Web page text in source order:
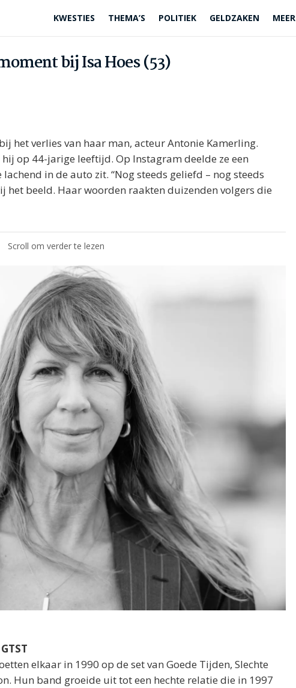
KWESTIES THEMA’S POLITIEK GELDZAKEN MEER
bij Isa Hoes (53)
het verlies van haar man, acteur Antonie Kamerling.
op 44-jarige leeftijd. Op Instagram deelde ze een
in de auto zit. “Nog steeds geliefd – nog steeds
het beeld. Haar woorden raakten duizenden volgers die
Scroll om verder te lezen
elkaar in 1990 op de set van Goede Tijden, Slechte
Hun band groeide uit tot een hechte relatie die in 1997